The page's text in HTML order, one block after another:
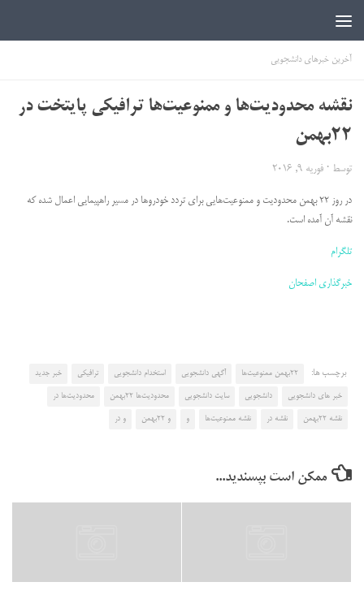
آخرین خبرهای دانشجویی
نقشه محدودیت‌ها و ممنوعیت‌ها ترافیکی پایتخت در
22بهمن
توسط · فوریه 9, 2016
در روز 22 بهمن محدودیت و ممنوعیت‌هایی برای تردد خودروها در مسیر راهپیمایی اعمال شده که
نقشه آن آمده است.
تلگرام
خبرگذاری اصفحان
برچسب ها: 22بهمن ممنوعیت‌ها آگهی دانشجویی استخدام دانشجویی ترافیکی خبر جدید
خبر های دانشجویی دانشجویی سایت دانشجویی محدودیت‌ها 22بهمن محدودیت‌ها در
نقشه 22بهمن نقشه در نقشه ممنوعیت‌ها و و 22بهمن و در
ممکن است بپسندید...